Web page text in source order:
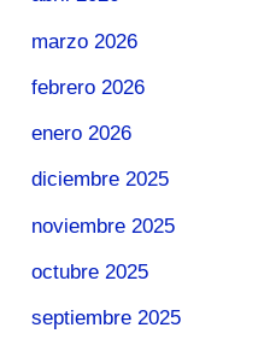
marzo 2026
febrero 2026
enero 2026
diciembre 2025
noviembre 2025
octubre 2025
septiembre 2025